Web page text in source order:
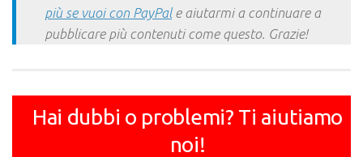
più se vuoi con PayPale aiutarmi a continuare a
pubblicare più contenuti come questo. Grazie!
Hai dubbi o problemi? Ti aiutiamo
noi!